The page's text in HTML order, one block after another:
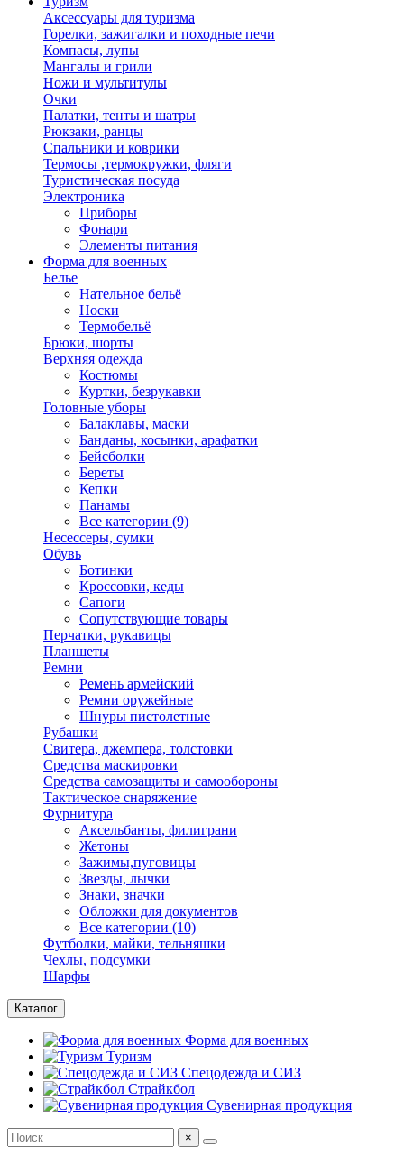
Аксессуары для туризма
Горелки, зажигалки и походные печи
Компасы, лупы
Мангалы и грили
Ножи и мультитулы
Очки
Палатки, тенты и шатры
Рюкзаки, ранцы
Спальники и коврики
Термосы ,термокружки, фляги
Туристическая посуда
Электроника
Приборы
Фонари
Элементы питания
Форма для военных
Белье
Нательное бельё
Носки
Термобельё
Брюки, шорты
Верхняя одежда
Костюмы
Куртки, безрукавки
Головные уборы
Балаклавы, маски
Банданы, косынки, арафатки
Бейсболки
Береты
Кепки
Панамы
Все категории (9)
Несессеры, сумки
Обувь
Ботинки
Кроссовки, кеды
Сапоги
Сопутствующие товары
Перчатки, рукавицы
Планшеты
Ремни
Ремень армейский
Ремни оружейные
Шнуры пистолетные
Рубашки
Свитера, джемпера, толстовки
Средства маскировки
Средства самозащиты и самообороны
Тактическое снаряжение
Фурнитура
Аксельбанты, филиграни
Жетоны
Зажимы,пуговицы
Звезды, лычки
Знаки, значки
Обложки для документов
Все категории (10)
Футболки, майки, тельняшки
Чехлы, подсумки
Шарфы
Каталог
Форма для военных
Туризм
Спецодежда и СИЗ
Страйкбол
Сувенирная продукция
×